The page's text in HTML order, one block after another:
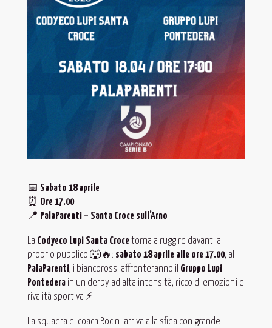
📅 Sabato 18 aprile
⏰ Ore 17.00
📍 PalaParenti – Santa Croce sull’Arno
La Codyeco Lupi Santa Croce torna a ruggire davanti al
proprio pubblico 🐺🔥: sabato 18 aprile alle ore 17.00, al
PalaParenti, i biancorossi affronteranno il Gruppo Lupi
Pontederain un derby ad alta intensità, ricco di emozioni e
rivalità sportiva ⚡️.
La squadra di coach Bocini arriva alla sfida con grande